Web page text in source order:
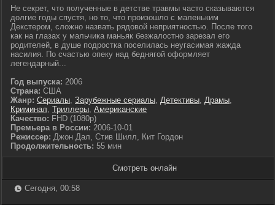
Не секрет, что полученные в детстве травмы часто сказываются
долгие годы спустя, но то, что произошло с маленьким
Декстером, сложно назвать рядовой неприятностью. После того
как на глазах у мальчика маньяк безжалостно зарезал его
родителей, в душе подростка поселилась неугасимая жажда
насилия. По счастью опеку над беднягой оформляет
легендарный...
Год выпуска: 2006
Страна: США
Жанр: Сериалы, Зарубежные сериалы, Детективы, Драмы,
Криминал, Триллеры, Американские
Качество: FHD (1080p)
Премьера в России: 2006-10-01
Режиссер: Джон Дал, Стив Шилл, Кит Гордон
Продолжительность: 55 мин
Смотреть онлайн
Сегодня, 00:58